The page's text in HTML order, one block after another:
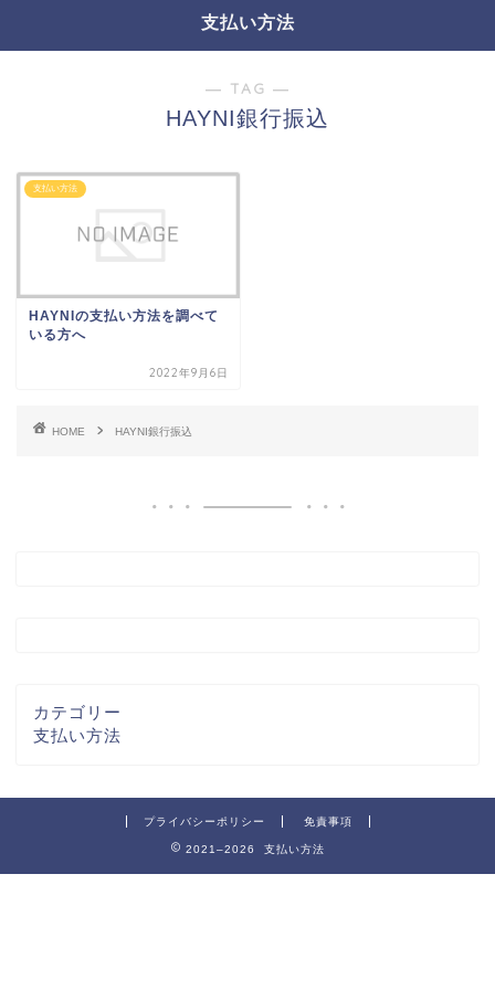
支払い方法
― TAG ―
HAYNI銀行振込
支払い方法
HAYNIの支払い方法を調べて
いる方へ
2022年9月6日
HOME HAYNI銀行振込
カテゴリー
支払い方法
プライバシーポリシー 免責事項
2021–2026 支払い方法